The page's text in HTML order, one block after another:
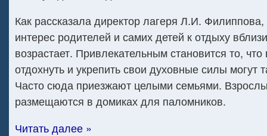
Как рассказала директор лагеря Л.И.
интерес родителей и самих детей к отдыху
возрастает. Привлекательным становится то,
отдохнуть и укрепить свои духовные силы могут
Часто сюда приезжают целыми семьями.
размещаются в домиках для паломников.
Читать далее »